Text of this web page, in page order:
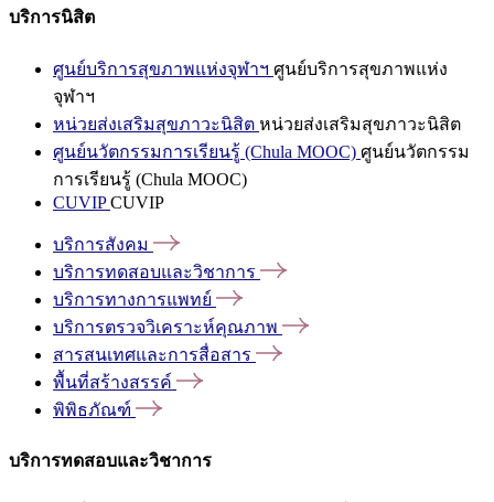
บริการนิสิต
ศูนย์บริการสุขภาพแห่งจุฬาฯ ศูนย์บริการสุขภาพแห่ง
จุฬาฯ
หน่วยส่งเสริมสุขภาวะนิสิต หน่วยส่งเสริมสุขภาวะนิสิต
ศูนย์นวัตกรรมการเรียนรู้ (Chula MOOC) ศูนย์นวัตกรรม
การเรียนรู้ (Chula MOOC)
CUVIPCUVIP
บริการสังคม
บริการทดสอบและวิชาการ
บริการทางการแพทย์
บริการตรวจวิเคราะห์คุณภาพ
สารสนเทศและการสื่อสาร
พื้นที่สร้างสรรค์
พิพิธภัณฑ์
บริการทดสอบและวิชาการ